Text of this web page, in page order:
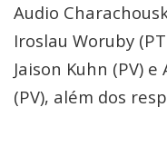
Audio
Iroslau Woruby
Jaison Kuhn (PV)
(PV), além dos